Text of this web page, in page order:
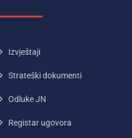
Izvještaji
Strateški dokumenti
Odluke JN
Registar ugovora